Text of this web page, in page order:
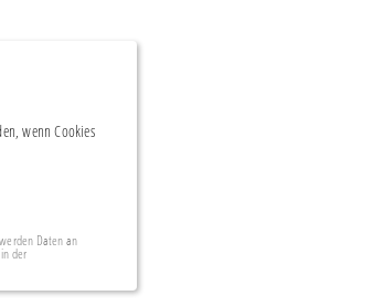
wenn Cookies
Daten an
der